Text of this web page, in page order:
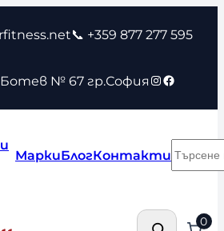
📞 +359 877 277 595
Ботев № 67 гр.София Instagram
Facebook
МаркиБлогКонтакти
Търсене 0